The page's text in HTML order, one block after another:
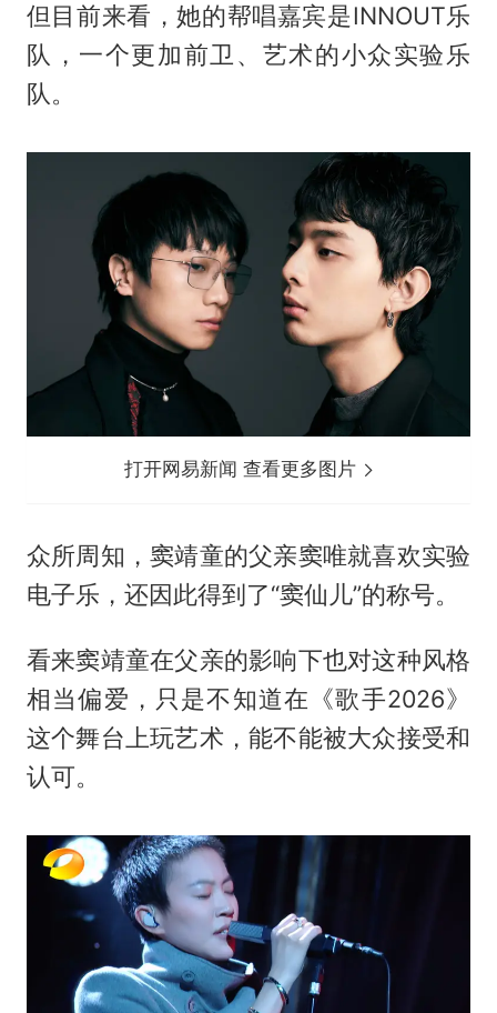
但目前来看，她的帮唱嘉宾是INNOUT乐
队，一个更加前卫、艺术的小众实验乐
队。
打开网易新闻 查看更多图片
众所周知，窦靖童的父亲窦唯就喜欢实验
电子乐，还因此得到了“窦仙儿”的称号。
看来窦靖童在父亲的影响下也对这种风格
相当偏爱，只是不知道在《歌手2026》
这个舞台上玩艺术，能不能被大众接受和
认可。